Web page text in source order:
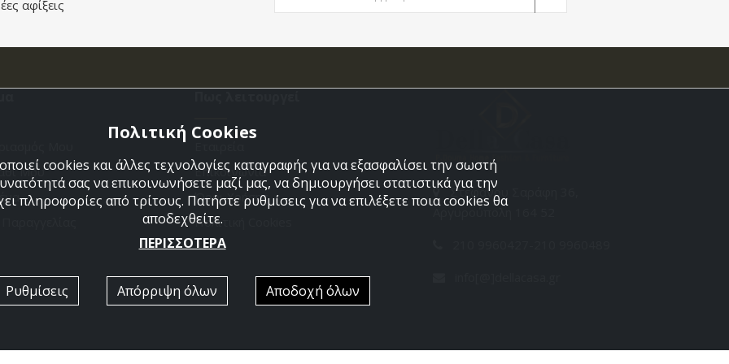
αφίξεις
Μου
Επικοινωνια
Όροι Χρήσης
Πολιτική Cookies
Στεφάνου Σαράφη 36,
Πολιτική Cookies
cookies και άλλες τεχνολογίες καταγραφής για να εξασφαλίσει την σωστή
σας να επικοινωνήσετε μαζί μας, να δημιουργήσει στατιστικά για την
πληροφορίες από τρίτους. Πατήστε ρυθμίσεις για να επιλέξετε ποια cookies θα
αποδεχθείτε.
ΠΕΡΙΣΣΟΤΕΡΑ
Ρυθμίσεις Απόρριψη όλων Αποδοχή όλων